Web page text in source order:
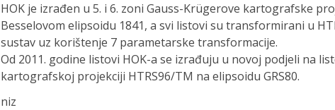
HOK je izrađen u 5. i 6. zoni Gauss-Krügerove kartografske
Besselovom elipsoidu 1841, a svi listovi su transformirani u
sustav uz korištenje 7 parametarske transformacije.
Od 2011. godine listovi HOK-a se izrađuju u novoj podjeli na
kartografskoj projekciji HTRS96/TM na elipsoidu GRS80.
niz